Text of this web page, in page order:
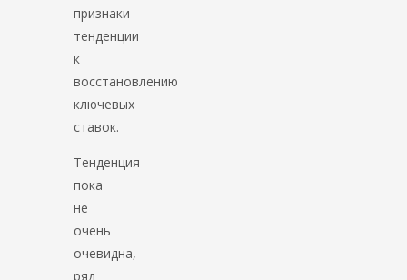
признаки
тенденции
к
восстановлению
ключевых
ставок.
Тенденция
пока
не
очень
очевидна,
ряд